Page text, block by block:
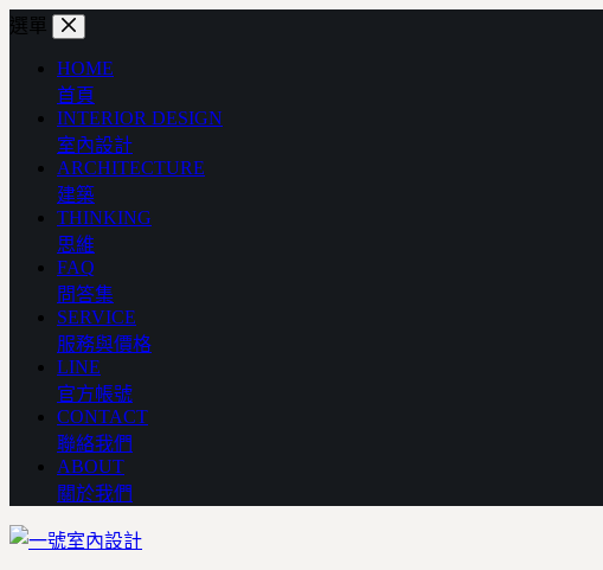
跳
選單
HOME
首頁
INTERIOR DESIGN
室內設計
ARCHITECTURE
建築
THINKING
思維
FAQ
問答集
SERVICE
服務與價格
LINE
官方帳號
CONTACT
聯絡我們
ABOUT
關於我們